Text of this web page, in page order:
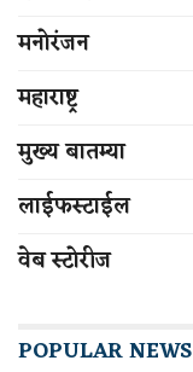
मनोरंजन
महाराष्ट्र
मुख्य बातम्या
लाईफस्टाईल
वेब स्टोरीज
POPULAR NEWS